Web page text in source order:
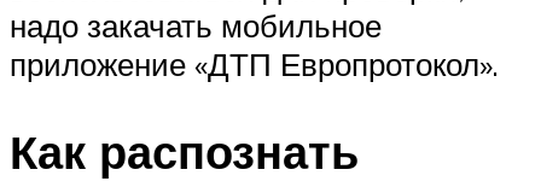
надо закачать мобильное
приложение «ДТП Европротокол».
Как распознать